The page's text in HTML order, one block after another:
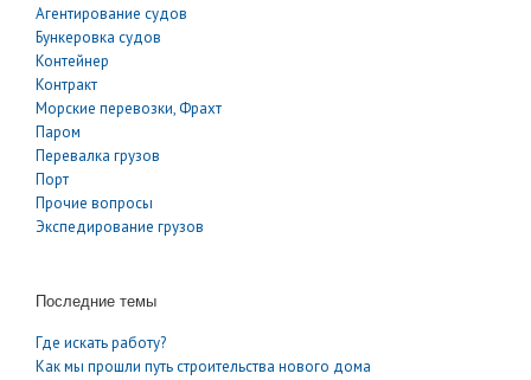
Агентирование судов
Бункеровка судов
Контейнер
Контракт
Морские перевозки, Фрахт
Паром
Перевалка грузов
Порт
Прочие вопросы
Экспедирование грузов
Последние темы
Где искать работу?
Как мы прошли путь строительства нового дома